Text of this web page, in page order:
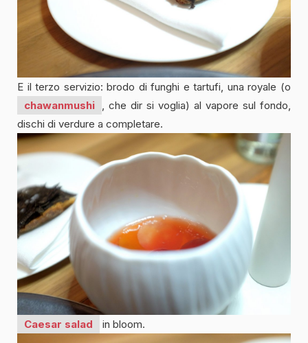
E il terzo servizio: brodo di funghi e tartufi, una royale (o
chawanmushi , che dir si voglia) al vapore sul fondo,
dischi di verdure a completare.
Caesar salad in bloom.